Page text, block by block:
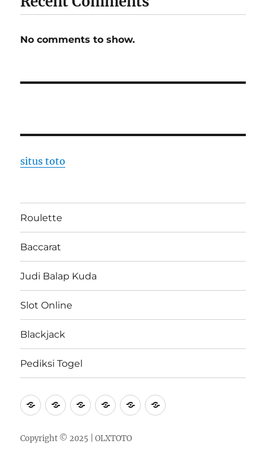
No comments to show.
situs toto
Roulette
Baccarat
Judi Balap Kuda
Slot Online
Blackjack
Pediksi Togel
RouletteBaccarat
Judi
Kuda
Slot BlackjackPediksi
Copyright © 2025 |OLXTOTO